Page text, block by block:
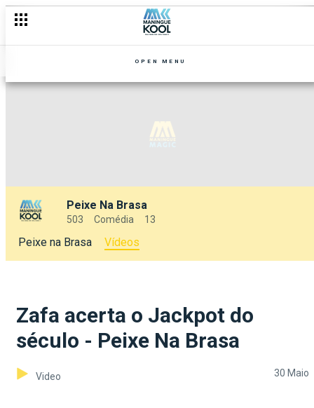
OPEN MENU
Peixe Na Brasa
503 Comédia 13
Peixe na Brasa Vídeos
Zafa acerta o Jackpot do
século - Peixe Na Brasa
Video 30 Maio